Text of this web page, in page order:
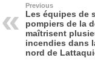
b
o
o
d
o
n
Previous
Les équipes de
pompiers de la
maîtrisent
incendies dans
nord de